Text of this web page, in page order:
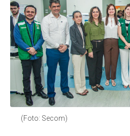
(Foto: Secom)